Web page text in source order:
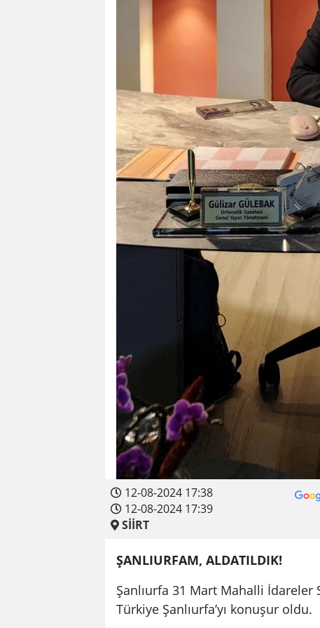
12-08-2024 17:38
12-08-2024 17:39
SİİRT
ŞANLIURFAM, ALDATILDIK!
Şanlıurfa 31 Mart Mahalli
Türkiye Şanlıurfa’yı konuşur oldu.